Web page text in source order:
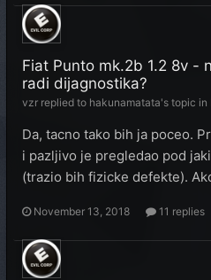
Fiat Punto mk.2b 1.2 8v -
radi dijagnostika?
vzr replied to hakunamatata's topic in
Da, tacno tako bih ja poceo.
i pazljivo je pregledao pod
(trazio bih fizicke defekte).
November 13, 2018 11 replies